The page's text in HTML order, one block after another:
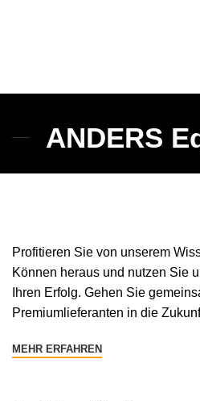
ANDERS
Profitieren Sie von unserem
Können heraus und nutzen Sie
Ihren Erfolg. Gehen Sie
Premiumlieferanten in die
MEHR ERFAHREN